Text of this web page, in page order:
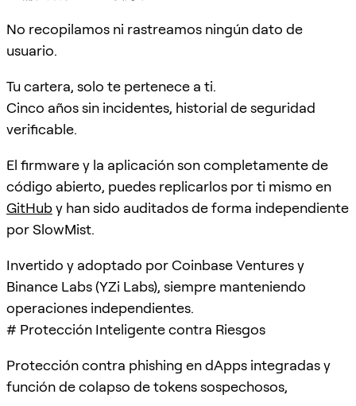
No recopilamos ni rastreamos ningún dato de
usuario.
Tu cartera, solo te pertenece a ti.
Cinco años sin incidentes, historial de seguridad
verificable.
El firmware y la aplicación son completamente de
código abierto, puedes replicarlos por ti mismo en
GitHuby han sido auditados de forma independiente
por SlowMist.
Invertido y adoptado por Coinbase Ventures y
Binance Labs (YZi Labs), siempre manteniendo
operaciones independientes.
# Protección Inteligente contra Riesgos
Protección contra phishing en dApps integradas y
función de colapso de tokens sospechosos,